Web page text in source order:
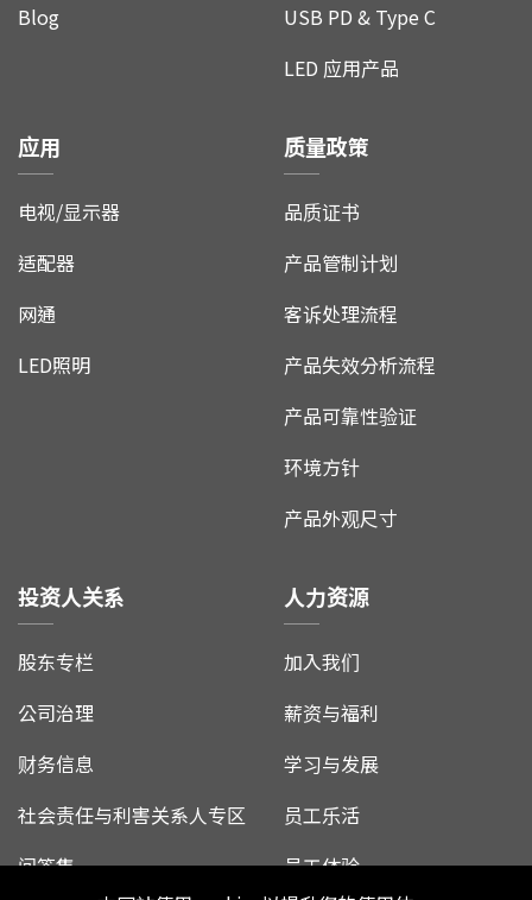
Blog
USB PD & Type C
LED 应用产品
应用
电视/显示器
适配器
网通
LED照明
质量政策
品质证书
产品管制计划
客诉处理流程
产品失效分析流程
产品可靠性验证
环境方针
产品外观尺寸
投资人关系
股东专栏
公司治理
财务信息
社会责任与利害关系人专区
问答集
人力资源
加入我们
薪资与福利
学习与发展
员工乐活
员工体验